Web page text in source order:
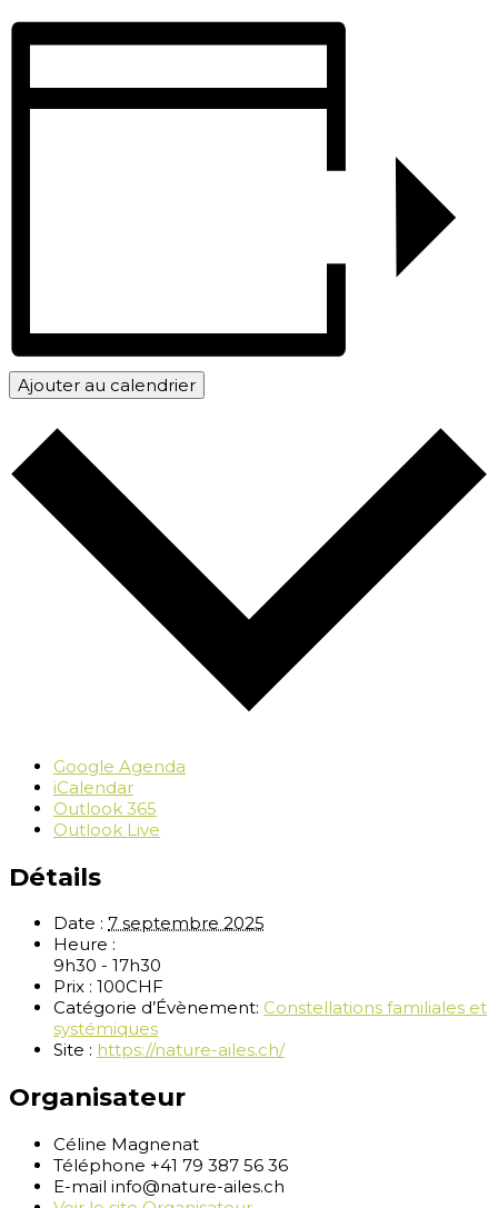
Ajouter au calendrier
Google Agenda
iCalendar
Outlook 365
Outlook Live
Détails
Date : 7 septembre 2025
Heure :
9h30 - 17h30
Prix : 100CHF
Catégorie d’Évènement: Constellations familiales et
systémiques
Site : https://nature-ailes.ch/
Organisateur
Céline Magnenat
Téléphone +41 79 387 56 36
E-mail info@nature-ailes.ch